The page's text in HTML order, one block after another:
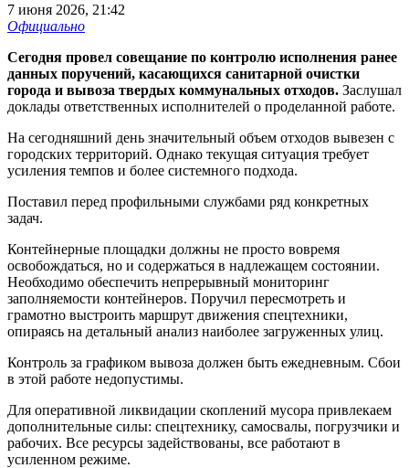
7 июня 2026, 21:42
Официально
Сегодня провел совещание по контролю исполнения ранее
данных поручений, касающихся санитарной очистки
города и вывоза твердых коммунальных отходов. Заслушал
доклады ответственных исполнителей о проделанной работе.
На сегодняшний день значительный объем отходов вывезен с
городских территорий. Однако текущая ситуация требует
усиления темпов и более системного подхода.
Поставил перед профильными службами ряд конкретных
задач.
Контейнерные площадки должны не просто вовремя
освобождаться, но и содержаться в надлежащем состоянии.
Необходимо обеспечить непрерывный мониторинг
заполняемости контейнеров. Поручил пересмотреть и
грамотно выстроить маршрут движения спецтехники,
опираясь на детальный анализ наиболее загруженных улиц.
Контроль за графиком вывоза должен быть ежедневным. Сбои
в этой работе недопустимы.
Для оперативной ликвидации скоплений мусора привлекаем
дополнительные силы: спецтехнику, самосвалы, погрузчики и
рабочих. Все ресурсы задействованы, все работают в
усиленном режиме.